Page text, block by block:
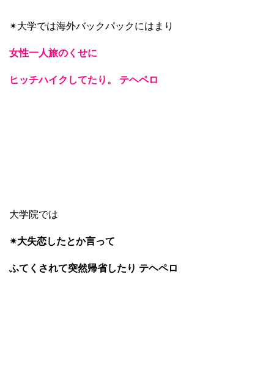
✴︎大学では海外バックパックにはまり
女性一人旅のくせに
ヒッチハイクしてたり。 テヘペロ
大学院では
✴︎大失恋したとか言って
ふてくされて突然帰省したり テヘペロ